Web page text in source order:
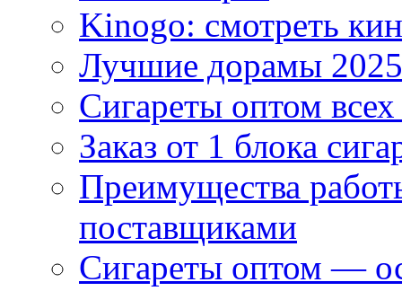
Kinogo: смотреть
Лучшие дорамы
Сигареты оптом
Заказ от 1 блока
Преимущества
поставщиками
Сигареты оптом —